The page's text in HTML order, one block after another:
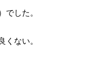
でした。
くない。